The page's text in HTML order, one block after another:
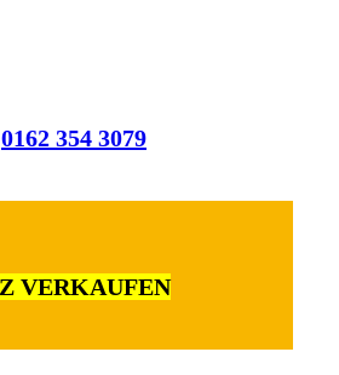
0162 354 3079
VERKAUFEN